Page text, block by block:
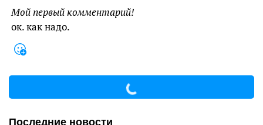
Мой первый комментарий!
ок. как надо.
Последние новости